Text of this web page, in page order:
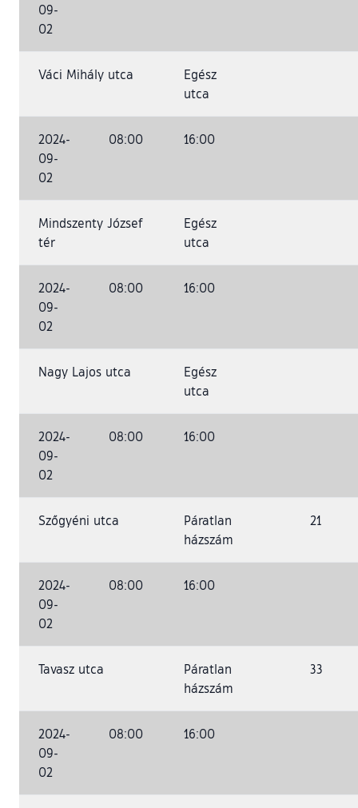
09-
02
Váci Mihály utca
Egész
utca
2024-
09-
02
08:00 16:00
Mindszenty József
tér
Egész
utca
2024-
09-
02
08:00 16:00
Nagy Lajos utca
Egész
utca
2024-
09-
02
08:00 16:00
Szőgyéni utca
Páratlan
házszám
21
2024-
09-
02
08:00 16:00
Tavasz utca
Páratlan
házszám
33
2024-
09-
02
08:00 16:00